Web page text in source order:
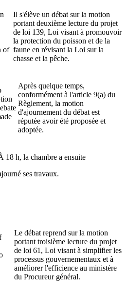
of
Il s'élève un débat sur la motion
portant deuxième lecture du projet
de loi 139, Loi visant à promouvoir
la protection du poisson et de la
faune en révisant la Loi sur la
chasse et la pêche.
Après quelque temps,
conformément à l'article 9(a) du
Règlement, la motion
d'ajournement du débat est
réputée avoir été proposée et
adoptée.
18 h, la chambre a ensuite
ses travaux.
Le débat reprend sur la motion
portant troisième lecture du projet
de loi 61, Loi visant à simplifier les
processus gouvernementaux et à
améliorer l'efficience au ministère
du Procureur général.